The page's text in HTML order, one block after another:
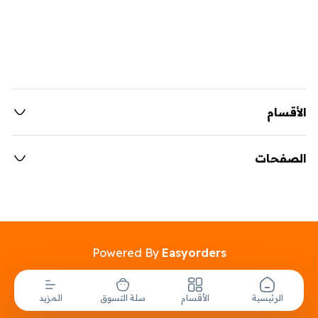
الرئيسية الأقسام سلة التسوق المزيد
الأقسام
الصفحات
Powered By Easyorders